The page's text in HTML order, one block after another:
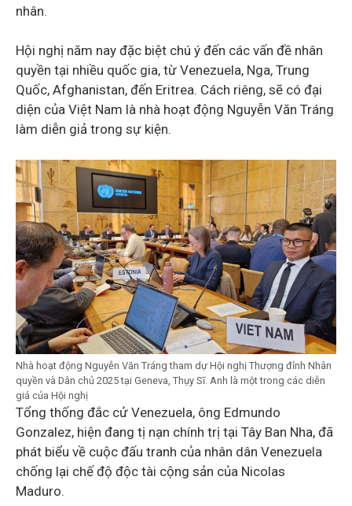
nhân.
Hội nghị năm nay đặc biệt chú ý đến các vấn đề nhân
quyền tại nhiều quốc gia, từ Venezuela, Nga, Trung
Quốc, Afghanistan, đến Eritrea. Cách riêng, sẽ có đại
diện của Việt Nam là nhà hoạt động Nguyễn Văn Tráng
làm diễn giả trong sự kiện.
Nhà hoạt động Nguyễn Văn Tráng tham dự Hội nghị Thượng đỉnh Nhân
quyền và Dân chủ 2025 tại Geneva, Thụy Sĩ. Anh là một trong các diễn
giả của Hội nghị
Tổng thống đắc cử Venezuela, ông Edmundo
Gonzalez, hiện đang tị nạn chính trị tại Tây Ban Nha, đã
phát biểu về cuộc đấu tranh của nhân dân Venezuela
chống lại chế độ độc tài cộng sản của Nicolas
Maduro.